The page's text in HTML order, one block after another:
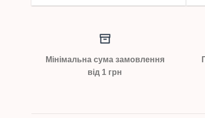
Мінімальна сума замовлення
від 1 грн